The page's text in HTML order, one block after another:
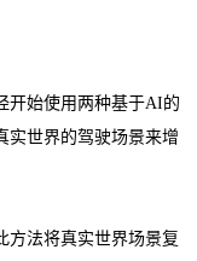
始使用两种基于AI的
实世界的驾驶场景来增
法将真实世界场景复